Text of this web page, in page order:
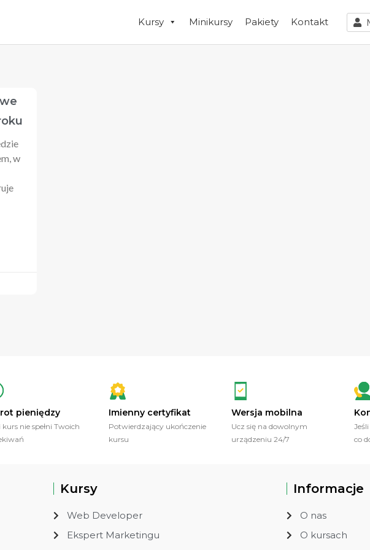
Kursy Minikursy Pakiety Kontakt
w
pieniędzy
kurs nie spełni Twoich
Imienny certyfikat
Potwierdzający ukończenie
kursu
Wersja mobilna
Ucz się na dowolnym
urządzeniu 24/7
co
Kursy
Web Developer
Ekspert Marketingu
Informacje
O nas
O kursach